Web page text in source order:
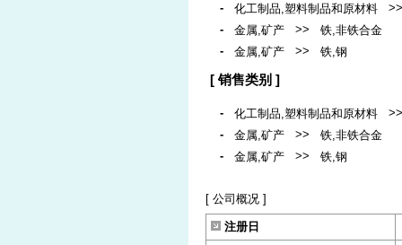
- 化工制品,塑料制品和原材料
-
金属,矿产 >>
铁,非铁合金
-
金属,矿产 >> 铁,钢
[ 销售类别 ]
- 化工制品,塑料制品和原材料
-
金属,矿产 >>
铁,非铁合金
-
金属,矿产 >> 铁,钢
[ 公司概况 ]
注册日